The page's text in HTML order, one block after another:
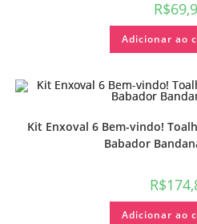
R$
Adicionar ao
Kit Enxoval 6 Bem-vindo!
Babador
R$
Adicionar ao